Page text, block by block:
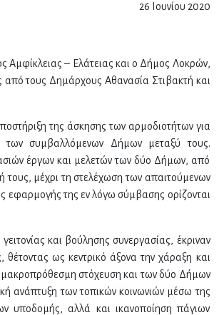
26 Ιουνίου 2020
Αμφίκλειας – Ελάτειας και ο Δήμος Λοκρών,
τους Δημάρχους Αθανασία Στιβακτή και
της άσκησης των αρμοδιοτήτων για
συμβαλλόμενων Δήμων μεταξύ τους.
έργων και μελετών των δύο Δήμων, από
τους, μέχρι τη στελέχωση των απαιτούμενων
εφαρμογής της εν λόγω σύμβασης ορίζονται
και βούλησης συνεργασίας, έκριναν
ως κεντρικό άξονα την χάραξη και
μακροπρόθεσμη στόχευση και των δύο Δήμων
ανάπτυξη των τοπικών κοινωνιών μέσω της
υποδομής, αλλά και ικανοποίηση πάγιων